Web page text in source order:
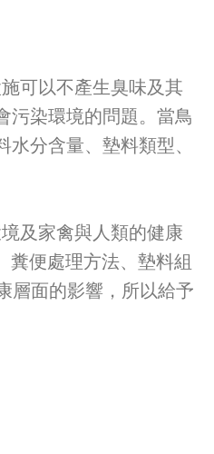
可以不產生臭味及其
污染環境的問題。當鳥
分含量、墊料類型、
及家禽與人類的健康
便處理方法、墊料組
層面的影響，所以給予